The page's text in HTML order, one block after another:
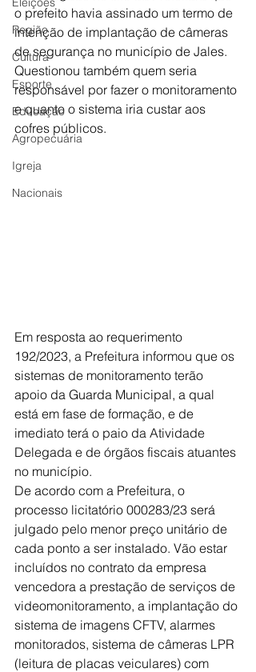
Região
Cultura
Esporte
Educação
Agropecuária
Igreja
Nacionais
o prefeito havia assinado um termo de
intenção de implantação de câmeras
de segurança no município de Jales.
Questionou também quem seria
responsável por fazer o monitoramento
e quanto o sistema iria custar aos
cofres públicos.
Em resposta ao requerimento
192/2023, a Prefeitura informou que os
sistemas de monitoramento terão
apoio da Guarda Municipal, a qual
está em fase de formação, e de
imediato terá o paio da Atividade
Delegada e de órgãos fiscais atuantes
no município.
De acordo com a Prefeitura, o
processo licitatório 000283/23 será
julgado pelo menor preço unitário de
cada ponto a ser instalado. Vão estar
incluídos no contrato da empresa
vencedora a prestação de serviços de
videomonitoramento, a implantação do
sistema de imagens CFTV, alarmes
monitorados, sistema de câmeras LPR
(leitura de placas veiculares) com